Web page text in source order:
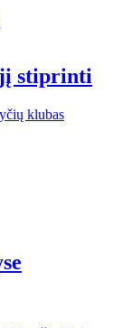
jį stiprinti
klubas